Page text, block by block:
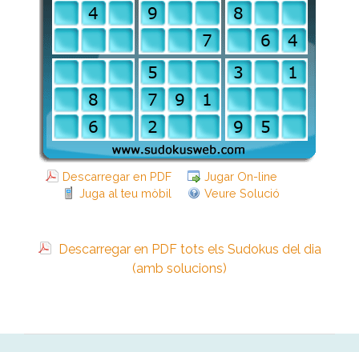
Descarregar en PDF
Jugar On-line
Juga al teu mòbil
Veure Solució
Descarregar en PDF tots els Sudokus del dia
(amb solucions)